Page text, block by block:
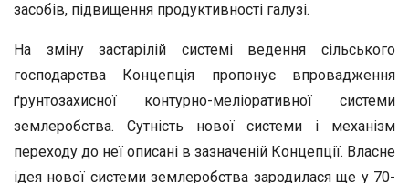
засобів, підвищення продуктивності галузі.
На зміну застарілій системі ведення сільського
господарства Концепція пропонує впровадження
ґрунтозахисної контурно-меліо­ративної системи
землеробства. Сутність нової системи і механізм
переходу до неї описані в зазначеній Концепції. Власне
ідея нової системи землеробства зародилася ще у 70-